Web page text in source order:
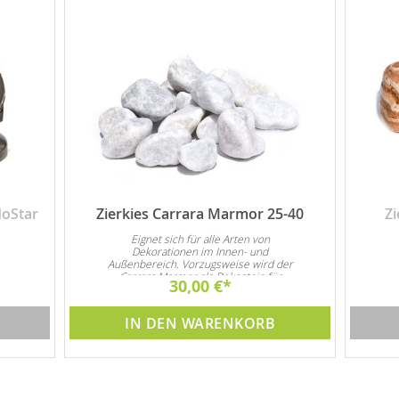
Zierkies Carrara Marmor 25-40
Eignet sich für alle Arten von
Dekorationen im Innen- und
Außenbereich. Vorzugsweise wird der
Carrara Marmor als Dekostein für
Steingarten und natürlich auch als
30,00 €
IN DEN WARENKORB